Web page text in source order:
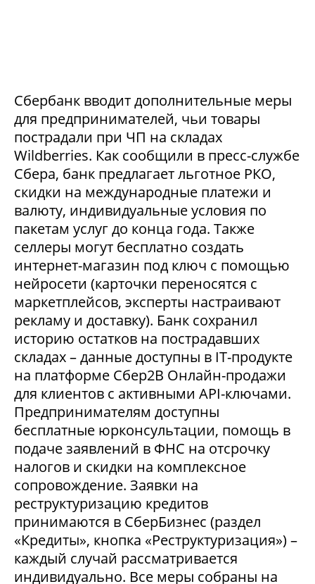
Сбербанк вводит дополнительные меры
для предпринимателей, чьи товары
пострадали при ЧП на складах
Wildberries. Как сообщили в пресс-службе
Сбера, банк предлагает льготное РКО,
скидки на международные платежи и
валюту, индивидуальные условия по
пакетам услуг до конца года. Также
селлеры могут бесплатно создать
интернет-магазин под ключ с помощью
нейросети (карточки переносятся с
маркетплейсов, эксперты настраивают
рекламу и доставку). Банк сохранил
историю остатков на пострадавших
складах – данные доступны в IT-продукте
на платформе Сбер2В Онлайн-продажи
для клиентов с активными API-ключами.
Предпринимателям доступны
бесплатные юрконсультации, помощь в
подаче заявлений в ФНС на отсрочку
налогов и скидки на комплексное
сопровождение. Заявки на
реструктуризацию кредитов
принимаются в СберБизнес (раздел
«Кредиты», кнопка «Реструктуризация») –
каждый случай рассматривается
индивидуально. Все меры собраны на